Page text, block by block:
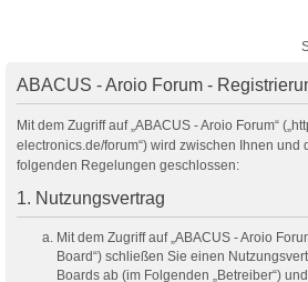
ABACUS - Aroio Forum -
Mit dem Zugriff auf „ABACUS - Aroio Forum“
electronics.de/forum“) wird zwischen Ihnen und
folgenden Regelungen geschlossen:
1. Nutzungsvertrag
Mit dem Zugriff auf „ABACUS - Aroio
Board“) schließen Sie einen
Boards ab (im Folgenden „Betreiber“)